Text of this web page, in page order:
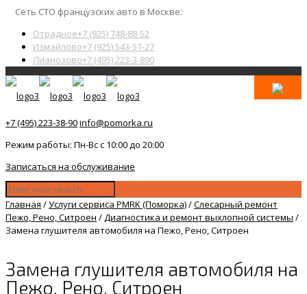
Сеть СТО французских авто в Москве:
Отрадное+7 (925) 748-88-52
Измайлово+7 (925) 543-51-27
Лианозово+7 (495) 223-3-890
+7 (495) 223-38-90info@pomorka.ru
Режим работы: Пн-Вс с 10:00 до 20:00
Записаться на обслуживание
Главная /Услуги сервиса PMRK (Поморка)/Слесарный ремонт
Пежо, Рено, Ситроен /Диагностика и ремонт выхлопной системы /
Замена глушителя автомобиля на Пежо, Рено, Ситроен
Замена глушителя автомобиля на
Пежо, Рено, Ситроен